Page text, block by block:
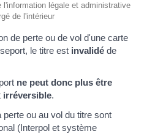
légale et administrative
de l'intérieur
de perte ou de vol d'une carte
le titre est invalidé de
ne peut donc plus être
irréversible.
ou au vol du titre sont
(Interpol et système